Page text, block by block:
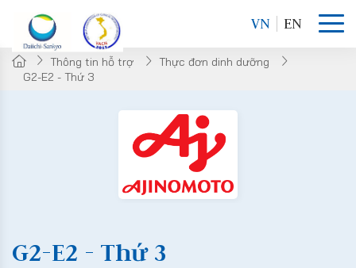
VN EN
Thông tin hỗ trợ
Thực đơn dinh dưỡng
G2-E2 - Thứ 3
G2-E2 - Thứ 3